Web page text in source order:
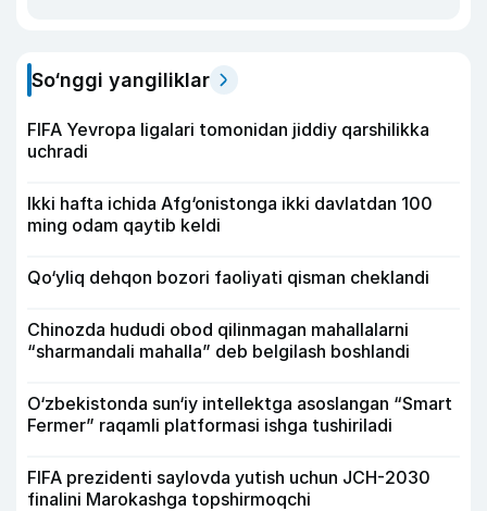
So‘nggi yangiliklar
FIFA Yevropa ligalari tomonidan jiddiy qarshilikka
uchradi
Ikki hafta ichida Afg‘onistonga ikki davlatdan 100
ming odam qaytib keldi
Qo‘yliq dehqon bozori faoliyati qisman cheklandi
Chinozda hududi obod qilinmagan mahallalarni
“sharmandali mahalla” deb belgilash boshlandi
O‘zbekistonda sun‘iy intellektga asoslangan “Smart
Fermer” raqamli platformasi ishga tushiriladi
FIFA prezidenti saylovda yutish uchun JCH-2030
finalini Marokashga topshirmoqchi